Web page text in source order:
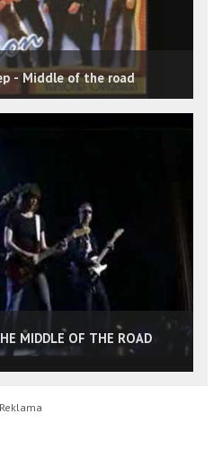
- Middle of the road
MIDDLE OF THE ROAD